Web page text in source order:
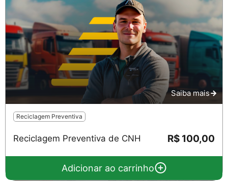
Saiba mais
Reciclagem Preventiva
Reciclagem Preventiva de CNH R$ 100,00
Adicionar ao carrinho